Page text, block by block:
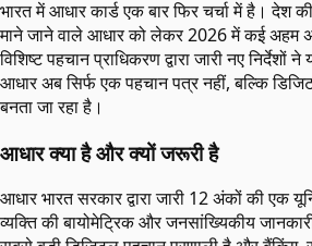
भारत में आधार कार्ड एक बार फिर चर्चा में है। देश
माने जाने वाले आधार को लेकर 2026 में कई अहम
विशिष्ट पहचान प्राधिकरण द्वारा जारी नए
आधार अब सिर्फ एक पहचान पत्र नहीं, बल्कि
बनता जा रहा है।
आधार क्या है और क्यों जरूरी है
आधार भारत सरकार द्वारा जारी 12 अंकों की एक
व्यक्ति की बायोमेट्रिक और जनसांख्यिकीय